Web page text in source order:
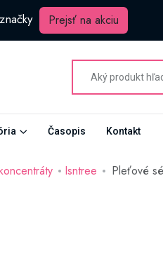
Prejsť na akciu
Časopis Kontakt
Isntree Pleťové